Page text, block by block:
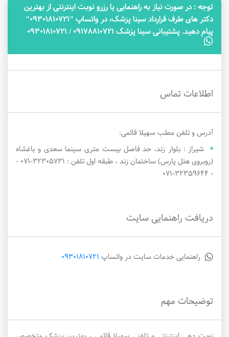
توجه‌ : در صورت نیاز به راهنمایی یا رزرو نوبت اینترنتی از بهترین
دکتر های طرف قرارداد سینا پزشک، در واتساپ "09301810721"
پیام دهید. پشتیبانی سینا پزشک 09178810721 / 09301810721
اطلاعات تماس
آدرس و تلفن مطب سهیلا قائمی:
شیراز : بلوار زند، حد فاصل بیست متری سینما سعدی و باغشاه
(روبروی هتل پارس) ساختمان زند ، طبقه اول تلفن : ۳۲۳۰۵۷۳۱-071 -
- ۳۲۳۵۹۶۴۴-071
دریافت راهنمایی سایت
راهنمایی خدمات سایت در واتساپ 09301810721
توضیحات مهم